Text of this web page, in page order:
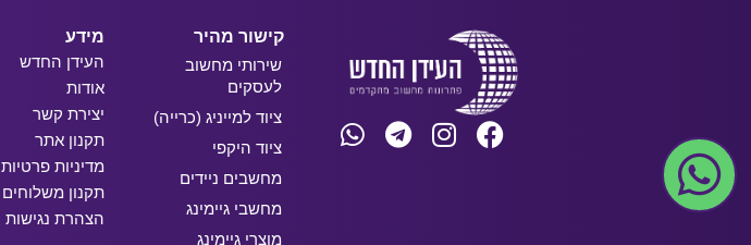
קישור מהיר
שירותי מחשוב
לעסקים
ציוד למייניג (כרייה)
ציוד היקפי
מחשבים ניידים
מחשבי גיימינג
מוצרי גיימינג
מידע
העידן החדש
אודות
יצירת קשר
תקנון אתר
מדיניות פרטיות
תקנון משלוחים
הצהרת נגישות